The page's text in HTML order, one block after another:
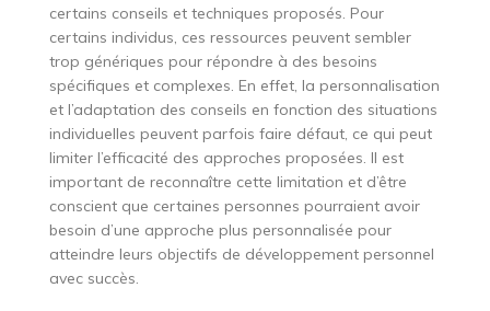
certains conseils et techniques proposés. Pour
certains individus, ces ressources peuvent sembler
trop génériques pour répondre à des besoins
spécifiques et complexes. En effet, la personnalisation
et l’adaptation des conseils en fonction des situations
individuelles peuvent parfois faire défaut, ce qui peut
limiter l’efficacité des approches proposées. Il est
important de reconnaître cette limitation et d’être
conscient que certaines personnes pourraient avoir
besoin d’une approche plus personnalisée pour
atteindre leurs objectifs de développement personnel
avec succès.